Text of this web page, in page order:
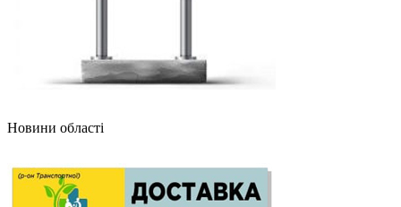
Новини області